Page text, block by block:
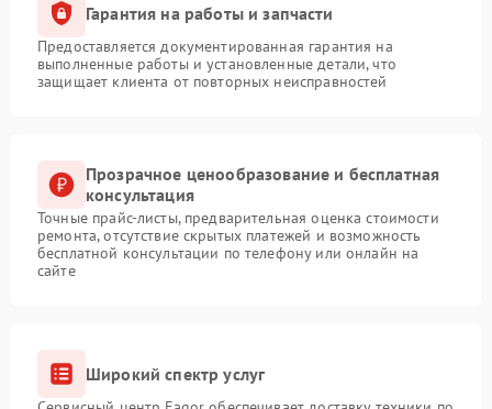
Гарантия на работы и запчасти
Предоставляется документированная гарантия на
выполненные работы и установленные детали, что
защищает клиента от повторных неисправностей
Прозрачное ценообразование и бесплатная
консультация
Точные прайс-листы, предварительная оценка стоимости
ремонта, отсутствие скрытых платежей и возможность
бесплатной консультации по телефону или онлайн на
сайте
Широкий спектр услуг